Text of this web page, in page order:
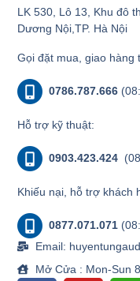
LK 530, Lô 13, Khu đô
Dương Nội,TP. Hà Nội
Gọi đặt mua, giao hàng
0786.787.666
Hỗ trợ kỹ thuật:
0903.423.424
Khiếu nại, hỗ trợ khách
0877.071.071
Email:
Mở Cửa : Mon-Sun